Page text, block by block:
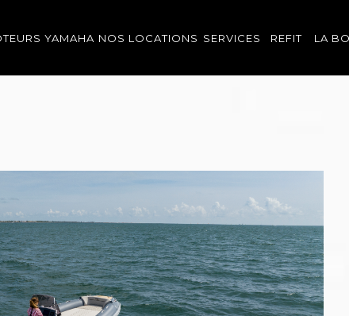
YAMAHA NOS LOCATIONS SERVICES REFIT LA